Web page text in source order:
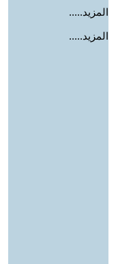
المزيد.....
المزيد.....